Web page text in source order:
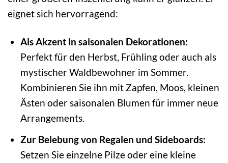
eignet sich hervorragend:
Als Akzent in saisonalen Dekorationen:
Perfekt für den Herbst, Frühling oder auch als
mystischer Waldbewohner im Sommer.
Kombinieren Sie ihn mit Zapfen, Moos, kleinen
Ästen oder saisonalen Blumen für immer neue
Arrangements.
Zur Belebung von Regalen und Sideboards:
Setzen Sie einzelne Pilze oder eine kleine